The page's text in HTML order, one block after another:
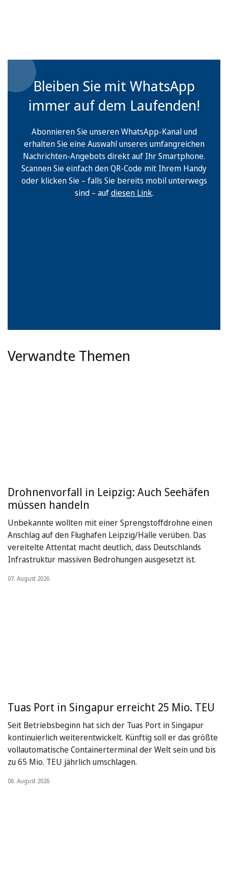
Bleiben Sie mit WhatsApp
immer auf dem Laufenden!
Abonnieren Sie unseren WhatsApp-Kanal und
erhalten Sie eine Auswahl unseres umfangreichen
Nachrichten-Angebots direkt auf Ihr Smartphone.
Scannen Sie einfach den QR-Code mit Ihrem Handy
oder klicken Sie – falls Sie bereits mobil unterwegs
sind – aufdiesen Link.
Verwandte Themen
Drohnenvorfall in Leipzig: Auch Seehäfen
müssen handeln
Unbekannte wollten mit einer Sprengstoffdrohne einen
Anschlag auf den Flughafen Leipzig/Halle verüben. Das
vereitelte Attentat macht deutlich, dass Deutschlands
Infrastruktur massiven Bedrohungen ausgesetzt ist.
07. August 2026
Tuas Port in Singapur erreicht 25 Mio. TEU
Seit Betriebsbeginn hat sich der Tuas Port in Singapur
kontinuierlich weiterentwickelt. Künftig soll er das größte
vollautomatische Containerterminal der Welt sein und bis
zu 65 Mio. TEU jährlich umschlagen.
06. August 2026